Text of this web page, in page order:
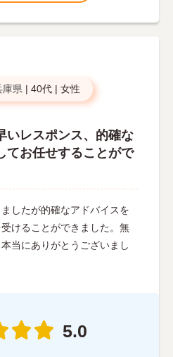
庫県 | 40代 | 女性
いレスポンス、的確な
てお任せすることがで
したが的確なアドバイスを
けることができました。無
当にありがとうございまし
5.0